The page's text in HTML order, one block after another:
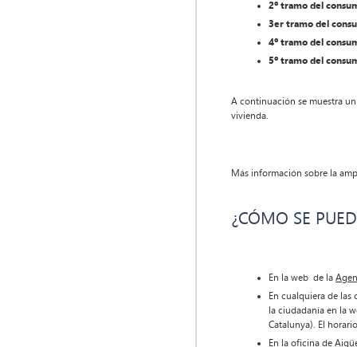
2º tramo del
3er tramo del
4º tramo del
5º tramo del
A continuación se muestra
vivienda.
Más información sobre la
¿CÓMO SE
En la web de la
En cualquiera de las
la ciudadanía en la
Catalunya). El
En la oficina de